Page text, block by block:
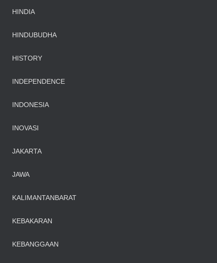
HINDIA
HINDUBUDHA
HISTORY
INDEPENDENCE
INDONESIA
INOVASI
JAKARTA
JAWA
KALIMANTANBARAT
KEBAKARAN
KEBANGGAAN